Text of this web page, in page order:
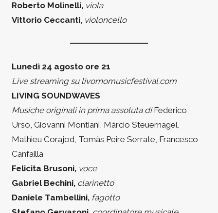
Roberto Molinelli, viola
Vittorio Ceccanti, violoncello
Lunedì 24 agosto ore 21
Live streaming su livornomusicfestival.com
LIVING SOUNDWAVES
Musiche originali in prima assoluta diFederico
Urso, Giovanni Montiani, Márcio Steuernagel,
Mathieu Corajod, Tomàs Peire Serrate, Francesco
Canfailla
Felicita Brusoni, voce
Gabriel Bechini, clarinetto
Daniele Tambellini, fagotto